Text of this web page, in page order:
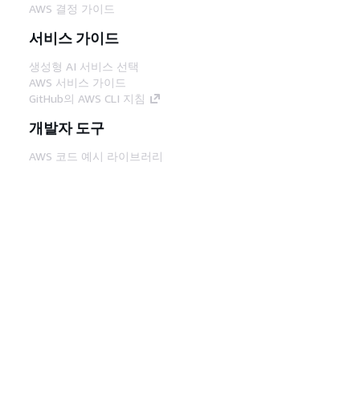
AWS 결정 가이드
서비스 가이드
생성형 AI 서비스 선택
AWS 서비스 가이드
GitHub의 AWS CLI 지침
개발자 도구
AWS 코드 예시 라이브러리